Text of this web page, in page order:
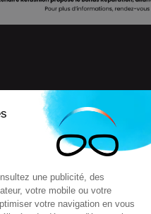
une publicité, des
votre mobile ou votre
votre navigation en vous